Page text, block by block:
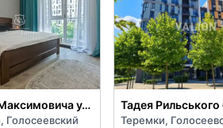
Михаила Максимовича ул. 26б
Голосеевский
Тадея Рильського
Теремки,